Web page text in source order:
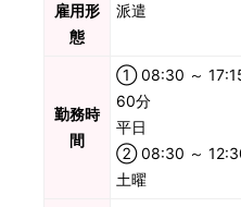
雇用形
態
派遣
勤務時
間
① 08:30 ～
60分
平日
② 08:30 ～
土曜